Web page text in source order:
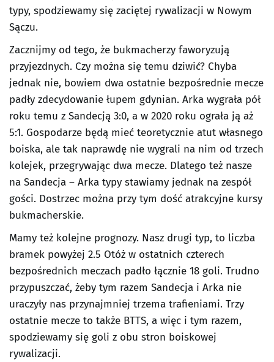
typy, spodziewamy się zaciętej rywalizacji w Nowym
Sączu.
Zacznijmy od tego, że bukmacherzy faworyzują
przyjezdnych. Czy można się temu dziwić? Chyba
jednak nie, bowiem dwa ostatnie bezpośrednie mecze
padły zdecydowanie łupem gdynian. Arka wygrała pół
roku temu z Sandecją 3:0, a w 2020 roku ograła ją aż
5:1. Gospodarze będą mieć teoretycznie atut własnego
boiska, ale tak naprawdę nie wygrali na nim od trzech
kolejek, przegrywając dwa mecze. Dlatego też nasze
na Sandecja – Arka typy stawiamy jednak na zespół
gości. Dostrzec można przy tym dość atrakcyjne kursy
bukmacherskie.
Mamy też kolejne prognozy. Nasz drugi typ, to liczba
bramek powyżej 2.5 Otóż w ostatnich czterech
bezpośrednich meczach padło łącznie 18 goli. Trudno
przypuszczać, żeby tym razem Sandecja i Arka nie
uraczyły nas przynajmniej trzema trafieniami. Trzy
ostatnie mecze to także BTTS, a więc i tym razem,
spodziewamy się goli z obu stron boiskowej
rywalizacji.